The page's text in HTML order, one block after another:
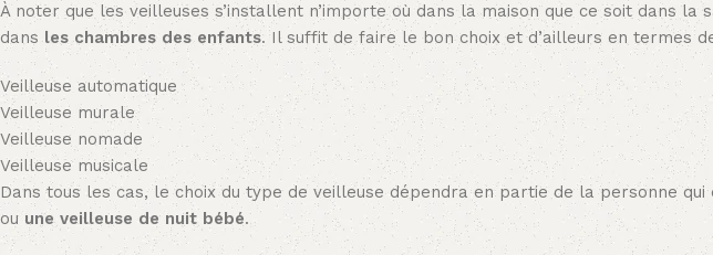
À noter que les veilleuses s’installent n’importe où dans la maison que ce soit dans la
dansles chambres des enfants. Il suffit de faire le bon choix et d’ailleurs en termes
Veilleuse automatique
Veilleuse murale
Veilleuse nomade
Veilleuse musicale
Dans tous les cas, le choix du type de veilleuse dépendra en partie de la personne qui
ou une veilleuse de nuit bébé.